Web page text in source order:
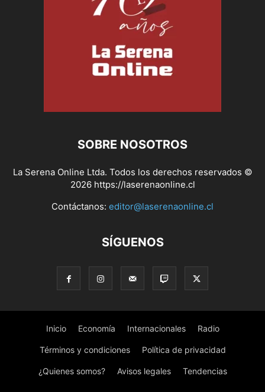
SOBRE NOSOTROS
La Serena Online Ltda. Todos los derechos reservados ©
2026 https://laserenaonline.cl
Contáctanos: editor@laserenaonline.cl
SÍGUENOS
Inicio Economía Internacionales Radio
Términos y condiciones Política de privacidad
¿Quienes somos? Avisos legales Tendencias